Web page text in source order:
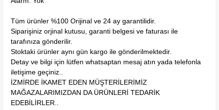
Tüm ürünler %100 Orijinal ve 24 ay garantilidir.
Siparişiniz orjinal kutusu, garanti belgesi ve faturası ile
tarafınıza gönderilir.
Stoktaki ürünler aynı gün kargo ile gönderilmektedir.
Detay ve bilgi için lütfen whatsaptan mesaj atın yada telefonla
iletişime geçiniz..
İZMİRDE İKAMET EDEN MÜŞTERİLERİMİZ
MAĞAZALARIMIZDAN DA ÜRÜNLERİ TEDARİK
EDEBİLİRLER..